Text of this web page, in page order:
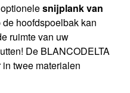
snijplank van
hoofdspoelbak kan
ruimte van uw
De BLANCODELTA
twee materialen